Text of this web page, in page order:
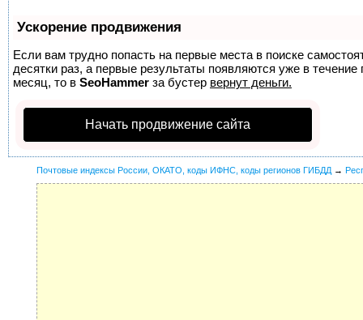
Ускорение продвижения
Если вам трудно попасть на первые места в поиске
десятки раз, а первые результаты появляются уже в
месяц, то в SeoHammer за бустер вернут деньги.
Начать продвижение сайта
Почтовые индексы России, ОКАТО, коды ИФНС, коды регионов ГИБДД →